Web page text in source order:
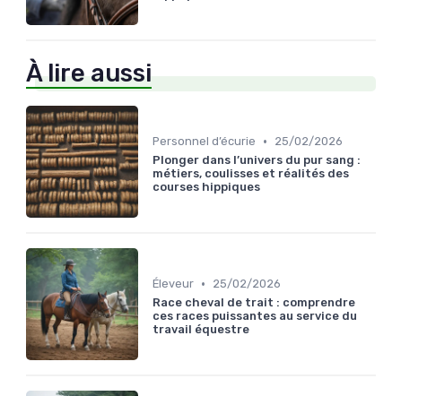
À lire aussi
Personnel d’écurie •
25/02/2026
Plonger dans l’univers du pur sang :
métiers, coulisses et réalités des
courses hippiques
Éleveur •
25/02/2026
Race cheval de trait : comprendre
ces races puissantes au service du
travail équestre